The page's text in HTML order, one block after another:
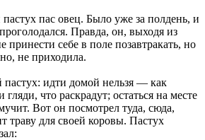
пас овец. Было уже за полдень, и
Правда, он, выходя из
принести себе в поле позавтракать, но
не приходила.
идти домой нельзя — как
гляди, что раскрадут; остаться на месте
Вот он посмотрел туда, сюда,
траву для своей коровы. Пастух